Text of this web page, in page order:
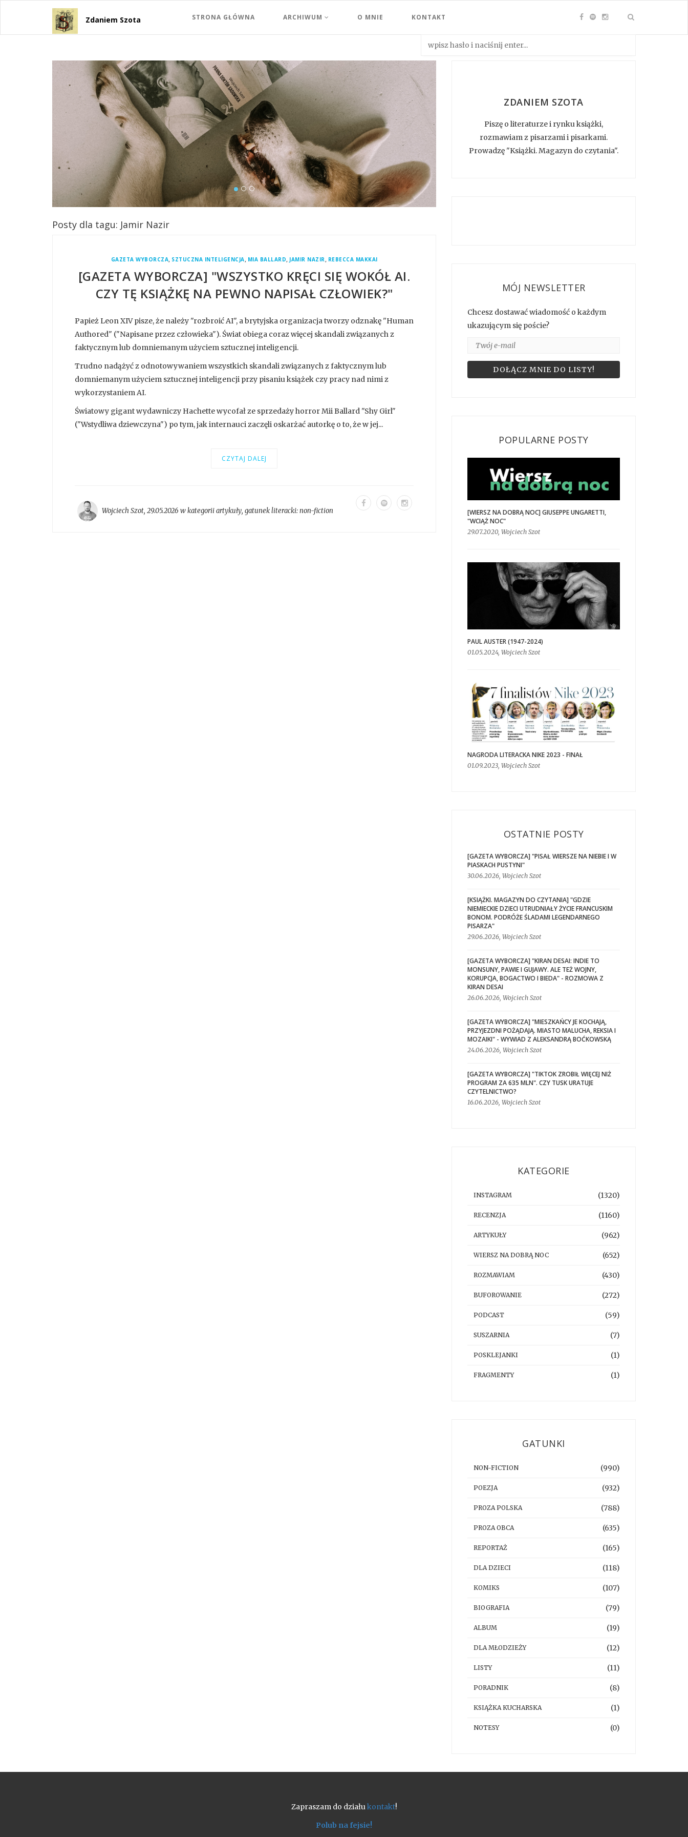
Zdaniem Szota STRONA GŁÓWNA ARCHIWUM O MNIE KONTAKT
Posty dla tagu: Jamir Nazir
GAZETA WYBORCZA, SZTUCZNA INTELIGENCJA, MIA BALLARD, JAMIR NAZIR, REBECCA MAKKAI
[GAZETA WYBORCZA] "WSZYSTKO KRĘCI SIĘ WOKÓŁ AI.
CZY TĘ KSIĄŻKĘ NA PEWNO NAPISAŁ CZŁOWIEK?"
Papież Leon XIV pisze, że należy "rozbroić AI", a brytyjska organizacja tworzy odznakę "Human
Authored" ("Napisane przez człowieka"). Świat obiega coraz więcej skandali związanych z
faktycznym lub domniemanym użyciem sztucznej inteligencji.
Trudno nadążyć z odnotowywaniem wszystkich skandali związanych z faktycznym lub
domniemanym użyciem sztucznej inteligencji przy pisaniu książek czy pracy nad nimi z
wykorzystaniem AI.
Światowy gigant wydawniczy Hachette wycofał ze sprzedaży horror Mii Ballard "Shy Girl"
("Wstydliwa dziewczyna") po tym, jak internauci zaczęli oskarżać autorkę o to, że w jej...
CZYTAJ DALEJ
Wojciech Szot, 29.05.2026 w kategoriiartykuły, gatunek literacki:non-fiction
ZDANIEM SZOTA
Piszę o literaturze i rynku książki,
rozmawiam z pisarzami i pisarkami.
Prowadzę "Książki. Magazyn do czytania".
MÓJ NEWSLETTER
Chcesz dostawać wiadomość o każdym
ukazującym się poście?
POPULARNE POSTY
[WIERSZ NA DOBRĄ NOC] GIUSEPPE UNGARETTI,
"WCIĄŻ NOC"
29.07.2020, Wojciech Szot
PAUL AUSTER (1947-2024)
01.05.2024, Wojciech Szot
NAGRODA LITERACKA NIKE 2023 - FINAŁ
01.09.2023, Wojciech Szot
OSTATNIE POSTY
[GAZETA WYBORCZA] "PISAŁ WIERSZE NA NIEBIE I W
PIASKACH PUSTYNI"
30.06.2026, Wojciech Szot
[KSIĄŻKI. MAGAZYN DO CZYTANIA] "GDZIE
NIEMIECKIE DZIECI UTRUDNIAŁY ŻYCIE FRANCUSKIM
BONOM. PODRÓŻE ŚLADAMI LEGENDARNEGO
PISARZA"
29.06.2026, Wojciech Szot
[GAZETA WYBORCZA] "KIRAN DESAI: INDIE TO
MONSUNY, PAWIE I GUJAWY. ALE TEŻ WOJNY,
KORUPCJA, BOGACTWO I BIEDA" - ROZMOWA Z
KIRAN DESAI
26.06.2026, Wojciech Szot
[GAZETA WYBORCZA] "MIESZKAŃCY JE KOCHAJĄ,
PRZYJEZDNI POŻĄDAJĄ. MIASTO MALUCHA, REKSIA I
MOZAIKI" - WYWIAD Z ALEKSANDRĄ BOĆKOWSKĄ
24.06.2026, Wojciech Szot
[GAZETA WYBORCZA] "TIKTOK ZROBIŁ WIĘCEJ NIŻ
PROGRAM ZA 635 MLN". CZY TUSK URATUJE
CZYTELNICTWO?
16.06.2026, Wojciech Szot
KATEGORIE
INSTAGRAM (1320)
RECENZJA (1160)
ARTYKUŁY (962)
WIERSZ NA DOBRĄ NOC (652)
ROZMAWIAM (430)
BUFOROWANIE (272)
PODCAST (59)
SUSZARNIA (7)
POSKLEJANKI (1)
FRAGMENTY (1)
GATUNKI
NON-FICTION (990)
POEZJA (932)
PROZA POLSKA (788)
PROZA OBCA (635)
REPORTAŻ (165)
DLA DZIECI (118)
KOMIKS (107)
BIOGRAFIA (79)
ALBUM (19)
DLA MŁODZIEŻY (12)
LISTY (11)
PORADNIK (8)
KSIĄŻKA KUCHARSKA (1)
NOTESY (0)
Zapraszam do działukontakt!
Polub na fejsie!